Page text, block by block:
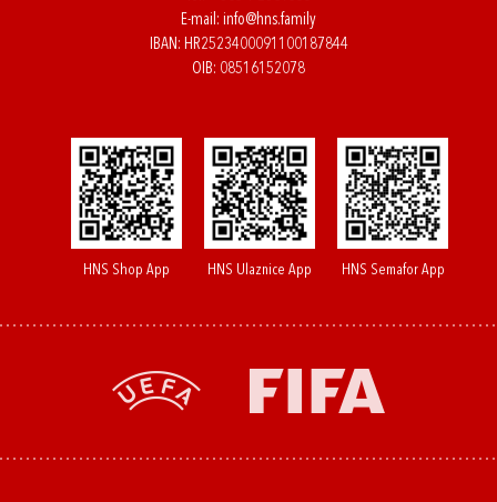
E-mail: info@hns.family
IBAN: HR2523400091100187844
OIB: 08516152078
HNS Shop App HNS Ulaznice App HNS Semafor App